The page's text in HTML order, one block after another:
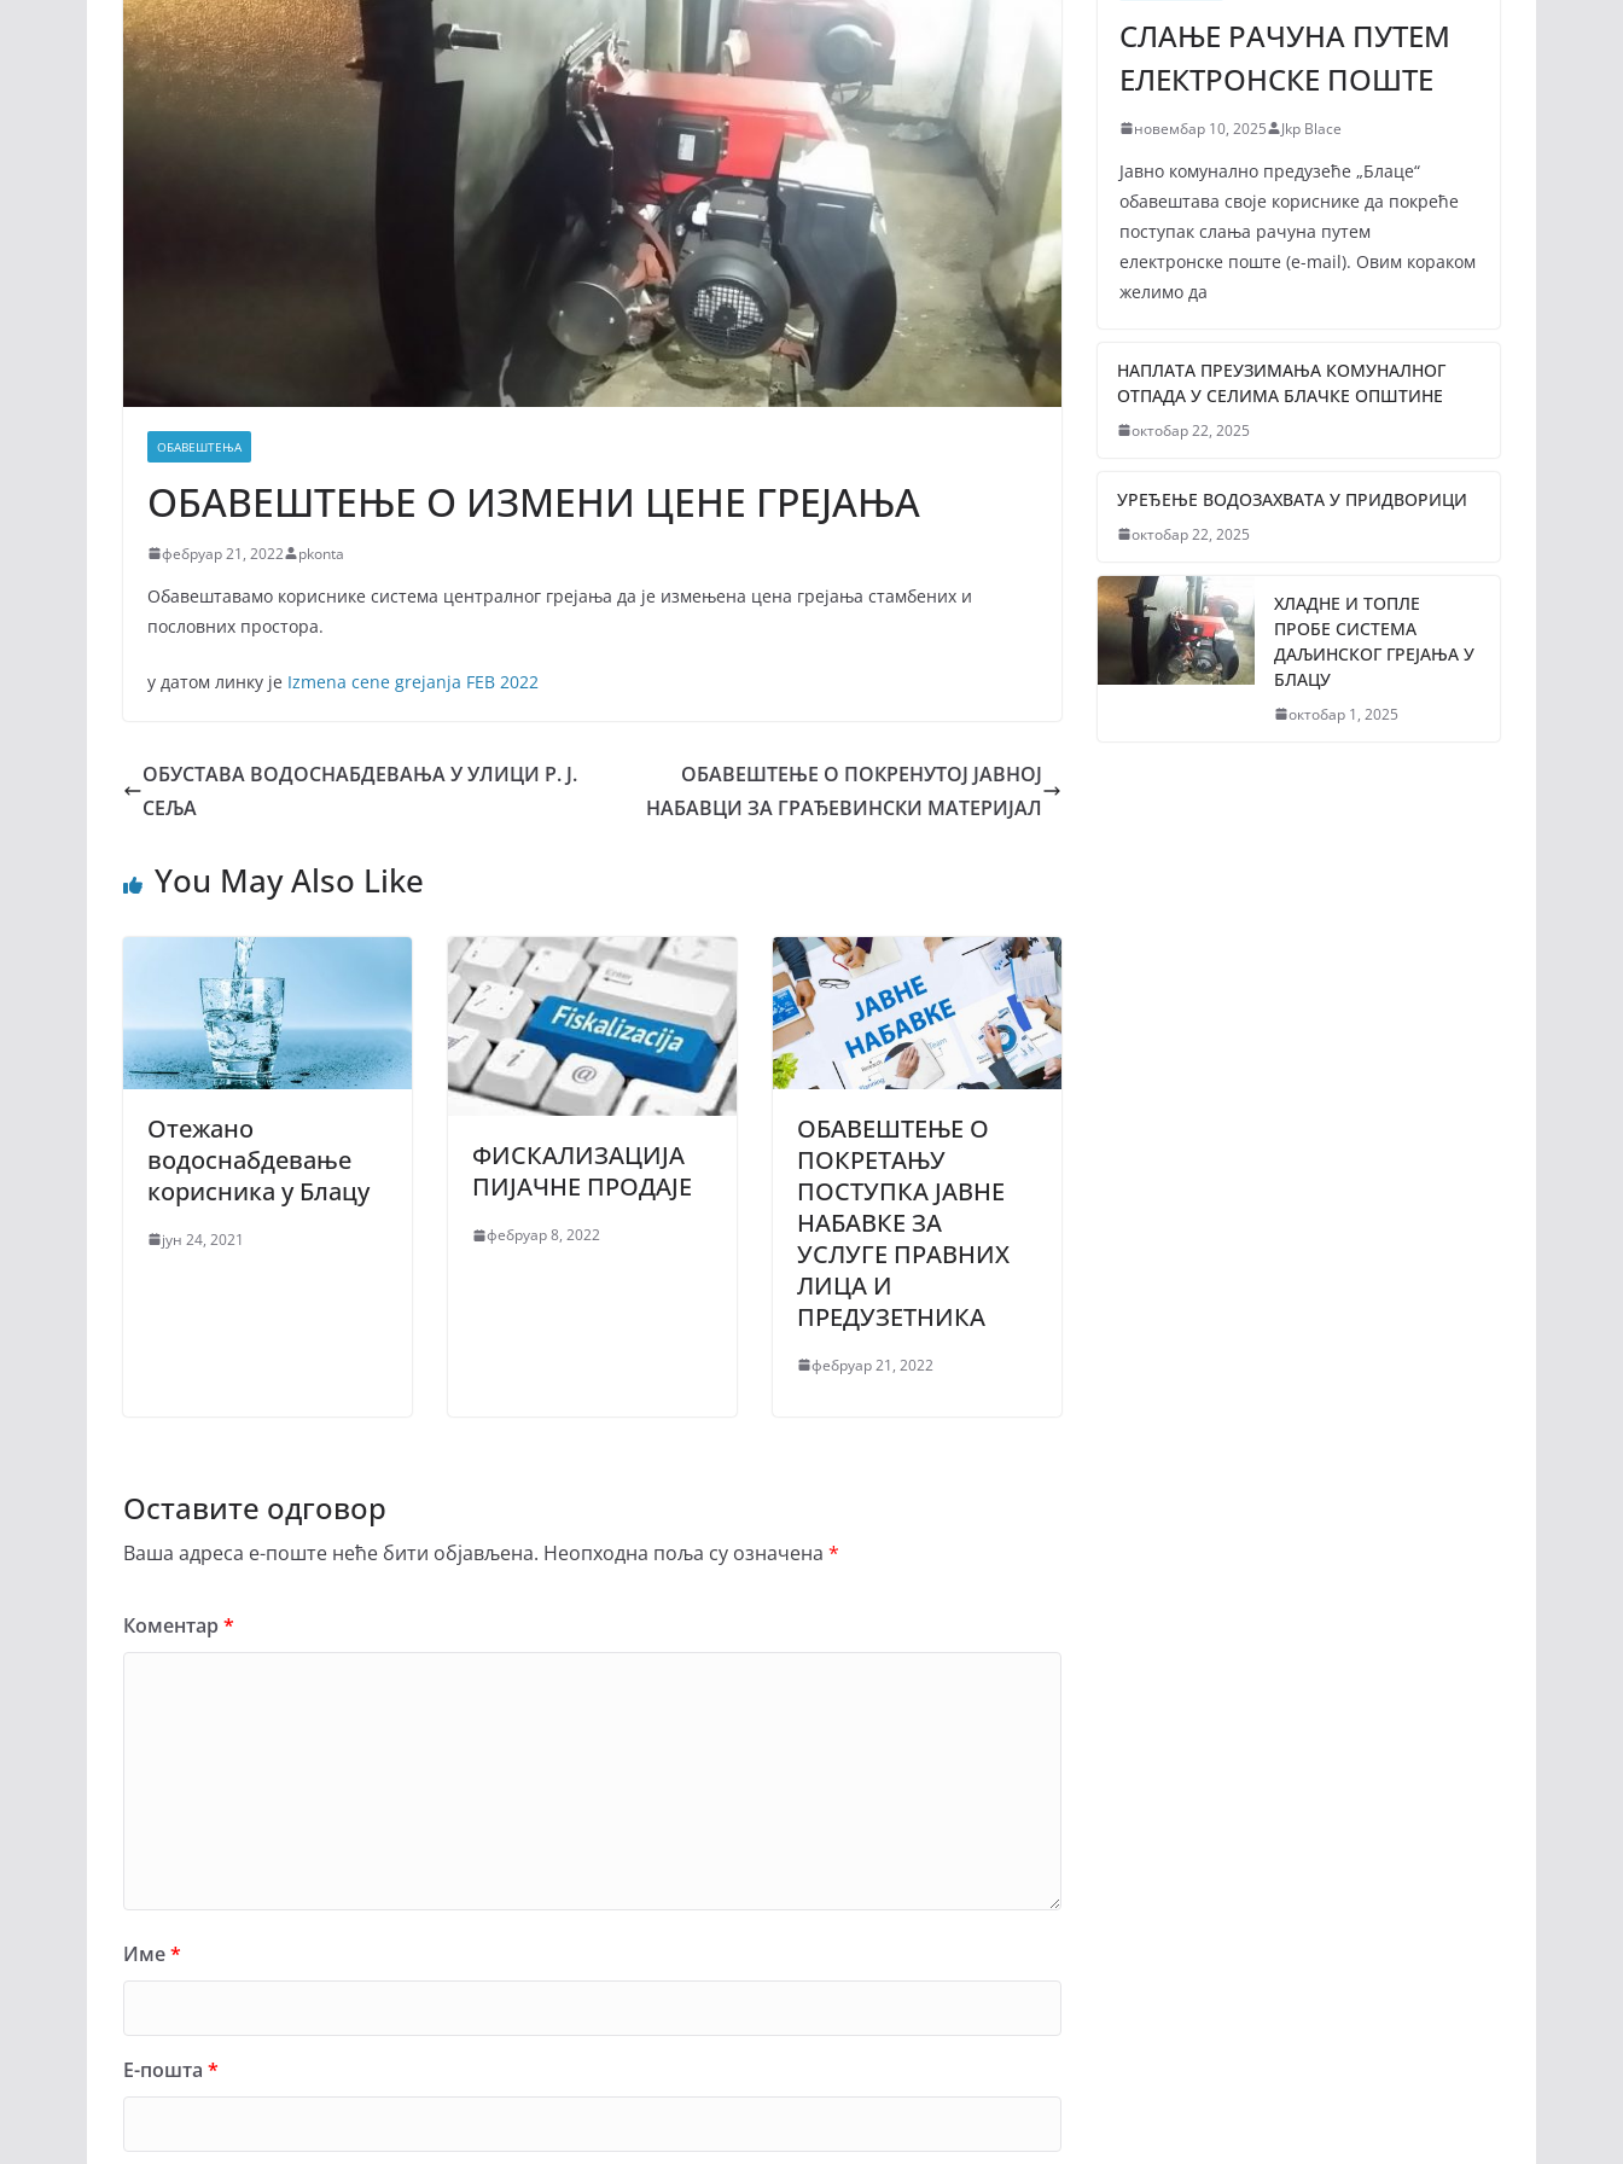
ОБАВЕШТЕЊА
ОБАВЕШТЕЊЕ О ИЗМЕНИ ЦЕНЕ ГРЕЈАЊА
фебруар 21, 2022 pkonta
Обавештавамо кориснике система централног грејања да је измењена цена грејања стамбених и
пословних простора.
у датом линку је Izmena cene grejanja FEB 2022
ОБУСТАВА ВОДОСНАБДЕВАЊА У УЛИЦИ Р. Ј.
СЕЉА
ОБАВЕШТЕЊЕ О ПОКРЕНУТОЈ ЈАВНОЈ
НАБАВЦИ ЗА ГРАЂЕВИНСКИ МАТЕРИЈАЛ
You May Also Like
Отежано
водоснабдевање
корисника у Блацу
јун 24, 2021
ФИСКАЛИЗАЦИЈА
ПИЈАЧНЕ ПРОДАЈЕ
фебруар 8, 2022
ОБАВЕШТЕЊЕ О
ПОКРЕТАЊУ
ПОСТУПКА ЈАВНЕ
НАБАВКЕ ЗА
УСЛУГЕ ПРАВНИХ
ЛИЦА И
ПРЕДУЗЕТНИКА
фебруар 21, 2022
Оставите одговор
Ваша адреса е-поште неће бити објављена. Неопходна поља су означена *
Коментар*
Име*
Е-пошта *
СЛАЊЕ РАЧУНА ПУТЕМ
ЕЛЕКТРОНСКЕ ПОШТЕ
новембар 10, 2025 Jkp Blace
Јавно комунално предузеће „Блаце“
обавештава своје кориснике да покреће
поступак слања рачуна путем
електронске поште (е-mail). Овим кораком
желимо да
НАПЛАТА ПРЕУЗИМАЊА КОМУНАЛНОГ
ОТПАДА У СЕЛИМА БЛАЧКЕ ОПШТИНЕ
октобар 22, 2025
УРЕЂЕЊЕ ВОДОЗАХВАТА У ПРИДВОРИЦИ
октобар 22, 2025
ХЛАДНЕ И ТОПЛЕ
ПРОБЕ СИСТЕМА
ДАЉИНСКОГ ГРЕЈАЊА У
БЛАЦУ
октобар 1, 2025